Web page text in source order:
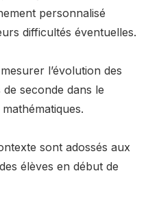
personnalisé
difficultés éventuelles.
l’évolution des
seconde dans le
sont adossés aux
élèves en début de